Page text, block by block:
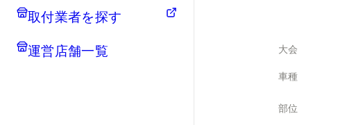
取付業者を探す
運営店舗一覧 大会
車種
部位